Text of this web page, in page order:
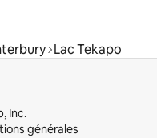
Lac Tekapo
Inc.
générales